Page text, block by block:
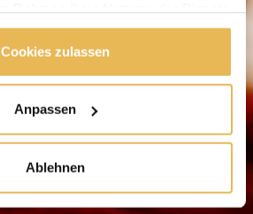
Cookies zulassen
Anpassen
Ablehnen